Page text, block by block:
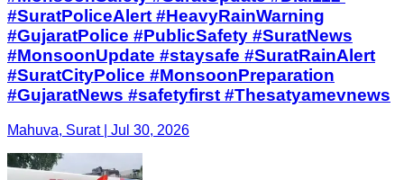
#SuratPoliceAlert #HeavyRainWarning
#GujaratPolice #PublicSafety #SuratNews
#MonsoonUpdate #staysafe ​#SuratRainAlert
#SuratCityPolice #MonsoonPreparation
#GujaratNews #safetyfirst #Thesatyamevnews
Mahuva, Surat | Jul 30, 2026